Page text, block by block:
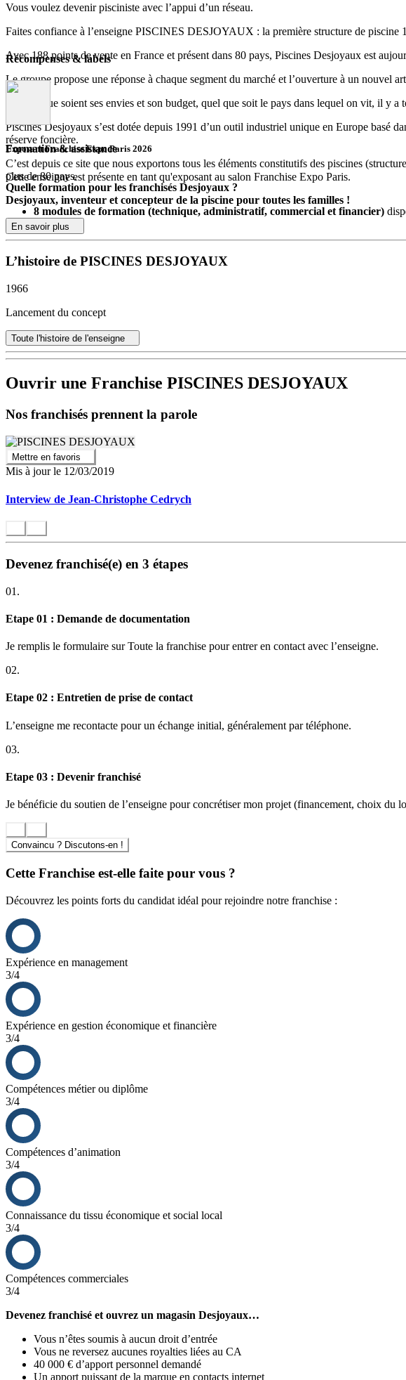
Vous voulez devenir pisciniste avec l’appui d’un réseau.
Faites confiance à l’enseigne PISCINES DESJOYAUX : la première structure de
Avec 188 points de vente en France et présent dans 80 pays, Piscines Desjoyaux est
Le groupe propose une réponse à chaque segment du marché et l’ouverture à un nouvel
Quelles que soient ses envies et son budget, quel que soit le pays dans lequel on vit, il y
Piscines Desjoyaux s’est dotée depuis 1991 d’un outil industriel unique en Europe basé
réserve foncière.
C’est depuis ce site que nous exportons tous les éléments constitutifs des piscines
plus de 80 pays.
Desjoyaux, inventeur et concepteur de la piscine pour toutes les familles !
Desjoyaux en chiffres :
250 000le nombre de piscines Desjoyaux installées dans le monde aujourd’hui
5 000 personnes
Les + de l’enseigne Desjoyaux : La force d’un leader
Laforce d’une enseigne connue, reconnue, gage de crédibilité et d’efficacité
Recrutements de contacts, création de trafic, animation de votre fichier clients, la
Récompenses & labels
Exposant Franchise Expo Paris 2026
Cette enseigne est présente en tant qu'exposant au salon Franchise Expo Paris.
Formation & assistance
Quelle formation pour les franchisés Desjoyaux ?
8 modules de formation (technique, administratif, commercial et financier)
Formation technique et pratique sur site
Accompagnement quotidien d’un responsable de zone
En savoir plus
L’histoire de PISCINES DESJOYAUX
1966
Lancement du concept
Toute l'histoire de l'enseigne
Ouvrir une Franchise PISCINES DESJOYAUX
Nos franchisés prennent la parole
Mettre en favoris
Mis à jour le 12/03/2019
Interview de Jean-Christophe Cedrych
Devenez franchisé(e) en 3 étapes
01.
Etape 01 : Demande de documentation
Je remplis le formulaire sur Toute la franchise pour entrer en contact avec l’enseigne.
02.
Etape 02 : Entretien de prise de contact
L’enseigne me recontacte pour un échange initial, généralement par téléphone.
03.
Etape 03 : Devenir franchisé
Je bénéficie du soutien de l’enseigne pour concrétiser mon projet (financement, choix du
Convaincu ? Discutons-en !
Cette Franchise est-elle faite pour vous ?
Découvrez les points forts du candidat idéal pour rejoindre notre franchise :
Expérience en management
3/4
Expérience en gestion économique et financière
3/4
Compétences métier ou diplôme
3/4
Compétences d’animation
3/4
Connaissance du tissu économique et social local
3/4
Compétences commerciales
3/4
Devenez franchisé et ouvrez un magasin Desjoyaux…
Vous n’êtes soumis à aucun droit d’entrée
Vous ne reversez aucunes royalties liées au CA
40 000 € d’apport personnel demandé
Un apport puissant de la marque en contacts internet